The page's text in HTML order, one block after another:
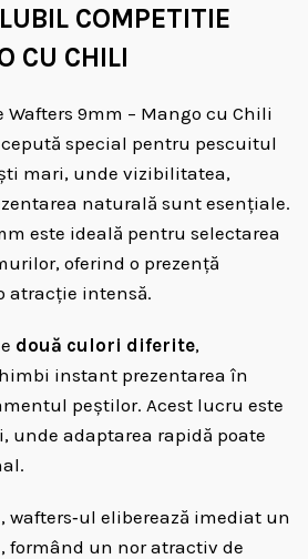
COMPETITIE
CU CHILI
9mm – Mango cu Chili
special pentru pescuitul
mari, unde vizibilitatea,
naturală sunt esențiale.
este ideală pentru selectarea
oferind o prezență
atracție intensă.
două culori diferite,
instant prezentarea în
peștilor. Acest lucru este
unde adaptarea rapidă poate
wafters‑ul eliberează imediat un
formând un nor atractiv de